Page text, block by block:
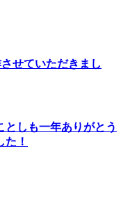
せていただきまし
しも一年ありがとう
た！